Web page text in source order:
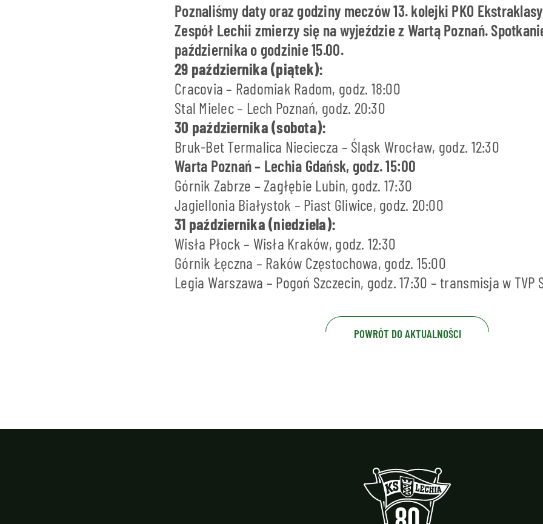
Poznaliśmy daty oraz godziny meczów 13. kolejki PKO
Zespół Lechii zmierzy się na wyjeździe z Wartą Poznań.
października o godzinie 15.00.
29 października (piątek):
Cracovia – Radomiak Radom, godz. 18:00
Stal Mielec – Lech Poznań, godz. 20:30
30 października (sobota):
Bruk-Bet Termalica Nieciecza – Śląsk Wrocław, godz. 12:30
Warta Poznań – Lechia Gdańsk, godz. 15:00
Górnik Zabrze – Zagłębie Lubin, godz. 17:30
Jagiellonia Białystok – Piast Gliwice, godz. 20:00
31 października (niedziela):
Wisła Płock – Wisła Kraków, godz. 12:30
Górnik Łęczna – Raków Częstochowa, godz. 15:00
Legia Warszawa – Pogoń Szczecin, godz. 17:30 – transmisja w TVP
POWRÓT DO AKTUALNOŚCI